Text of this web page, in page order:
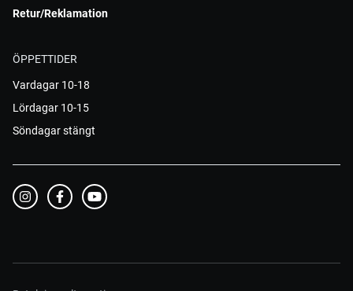
Retur/Reklamation
ÖPPETTIDER
Vardagar 10-18
Lördagar 10-15
Söndagar stängt